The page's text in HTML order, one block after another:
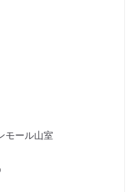
ール山室